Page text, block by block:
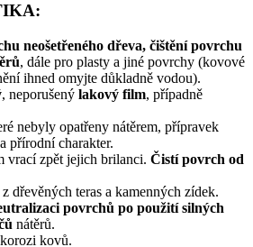
neošetřeného dřeva, čištění povrchu
, dále pro plasty a jiné povrchy (kovové
ihned omyjte důkladně vodou).
, neporušený lakový film, případně
nebyly opatřeny nátěrem, přípravek
přírodní charakter.
vrací zpět jejich brilanci. Čistí povrch od
dřevěných teras a kamenných zídek.
povrchů po použití silných
nátěrů.
kovů.